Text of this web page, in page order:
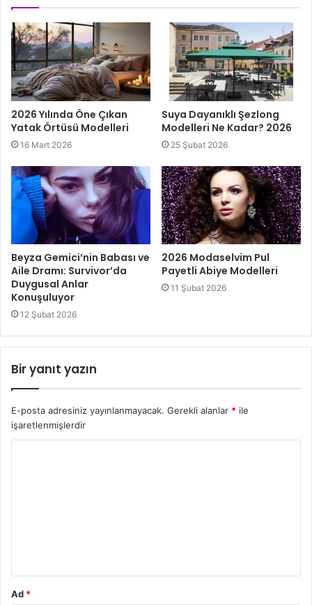
2026 Yılında Öne Çıkan
Yatak Örtüsü Modelleri
16 Mart 2026
Suya Dayanıklı Şezlong
Modelleri Ne Kadar? 2026
25 Şubat 2026
Beyza Gemici’nin Babası ve
Aile Dramı: Survivor’da
Duygusal Anlar
Konuşuluyor
12 Şubat 2026
2026 Modaselvim Pul
Payetli Abiye Modelleri
11 Şubat 2026
Bir yanıt yazın
E-posta adresiniz yayınlanmayacak. Gerekli alanlar * ile
işaretlenmişlerdir
Ad *